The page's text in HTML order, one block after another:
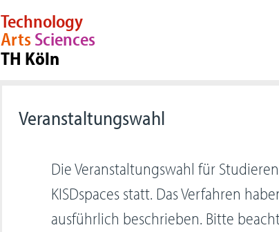
Technology
ArtsSciences
TH Köln
Veranstaltungswahl
Die Veranstaltungswahl für
KISDspaces statt. Das Verfahren
ausführlich beschrieben. Bitte